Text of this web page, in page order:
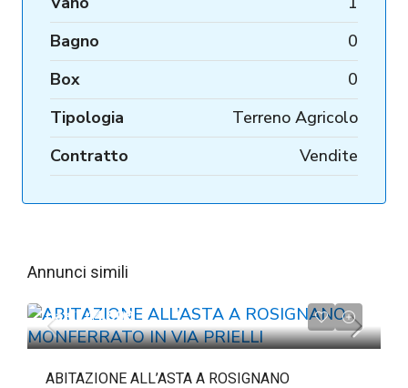
Bagno
0
Box
0
Tipologia
Terreno Agricolo
Contratto
Vendite
Annunci simili
da€244.809
ABITAZIONE ALL’ASTA A ROSIGNANO